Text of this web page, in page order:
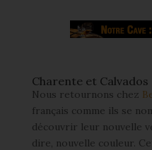
Charente et Calvados
Nous retournons chez
français comme ils se
découvrir leur nouvelle
dire, nouvelle couleur.